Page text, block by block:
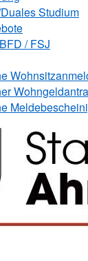
Studium
/ FSJ